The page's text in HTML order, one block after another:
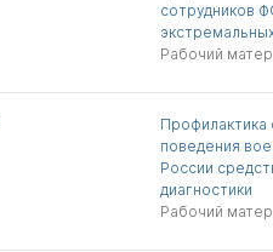
сотрудников
Рабочий
поведения
России
диагностики
Рабочий